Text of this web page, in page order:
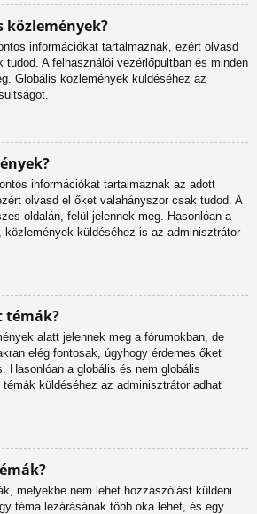
közlemények?
információkat tartalmaznak, ezért olvasd
A felhasználói vezérlőpultban és minden
Globális közlemények küldéséhez az
információkat tartalmaznak az adott
olvasd el őket valahányszor csak tudod. A
oldalán, felül jelennek meg. Hasonlóan a
közlemények küldéséhez is az adminisztrátor
témák?
alatt jelennek meg a fórumokban, de
elég fontosak, úgyhogy érdemes őket
Hasonlóan a globális és nem globális
küldéséhez az adminisztrátor adhat
melyekbe nem lehet hozzászólást küldeni
téma lezárásának több oka lehet, és egy